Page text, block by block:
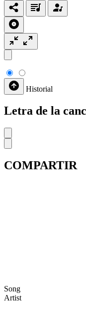
Historial
Letra de la
COMPARTIR
Song
Artist